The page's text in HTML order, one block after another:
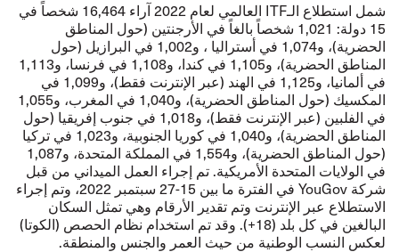
شمل استطلاع الـITF العالمي لعام 2022 آراء 16,464 شخصاً في
15 دولة: 1,021 شخصاً بالغاً في الأرجنتين (حول المناطق
الحضرية)، و1,074 في أستراليا ، و1,002 في البرازيل (حول
المناطق الحضرية)، و1,105 في كندا، و1,108 في فرنسا، و1,113
في ألمانيا، و1,125 في الهند (عبر الإنترنت فقط)، و1,099 في
المكسيك (حول المناطق الحضرية)، و1,040 في المغرب، و1,055
في الفلبين (عبر الإنترنت فقط)، و1,018 في جنوب إفريقيا (حول
المناطق الحضرية)، و1,040 في كوريا الجنوبية، و1,023 في تركيا
(حول المناطق الحضرية)، و1,554 في المملكة المتحدة، و1,087
في الولايات المتحدة الأمريكية. تم إجراء العمل الميداني من قبل
شركة YouGov في الفترة ما بين 15-27 سبتمبر 2022، وتم إجراء
الاستطلاع عبر الإنترنت وتم تقدير الأرقام وهي تمثل السكان
البالغين في كل بلد (18+). وقد تم استخدام نظام الحصص (الكوتا)
لعكس النسب الوطنية من حيث العمر والجنس والمنطقة.